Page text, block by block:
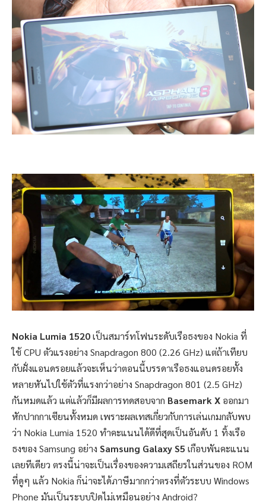
Nokia Lumia 1520เป็นสมาร์ทโฟนระดับเรือธงของ Nokia ที่
ใช้ CPU ตัวแรงอย่าง Snapdragon 800 (2.26 GHz) แต่ถ้าเทียบ
กับฝั่งแอนดรอยแล้วจะเห็นว่าตอนนี้บรรดาเรือธงแอนดรอยทั้ง
หลายหันไปใช้ตัวที่แรงกว่าอย่าง Snapdragon 801 (2.5 GHz)
กันหมดแล้ว แต่แล้วก็มีผลการทดสอบจาก Basemark X ออกมา
หักปากกาเซียนทั้งหมด เพราะผลเทสเกี่ยวกับการเล่นเกมกลับพบ
ว่า Nokia Lumia 1520 ทำคะแนนได้ดีที่สุดเป็นอันดับ 1 ทิ้งเรือ
ธงของ Samsung อย่าง Samsung Galaxy S5 เกือบพันคะแนน
เลยทีเดียว ตรงนี้น่าจะเป็นเรื่องของความเสถียรในส่วนของ ROM
ที่ดูๆ แล้ว Nokia ก็น่าจะได้ภาษีมากกว่าตรงที่ตัวระบบ Windows
Phone มันเป็นระบบปิดไม่เหมือนอย่าง Android?